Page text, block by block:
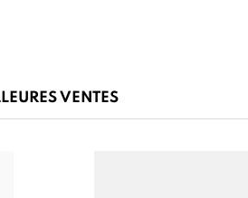
VENTES